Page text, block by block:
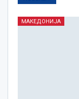
МАКЕДОНИЈА